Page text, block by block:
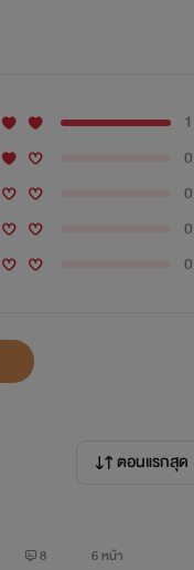
0
0
0
0
ตอนแรกสุด
8 6 หน้า